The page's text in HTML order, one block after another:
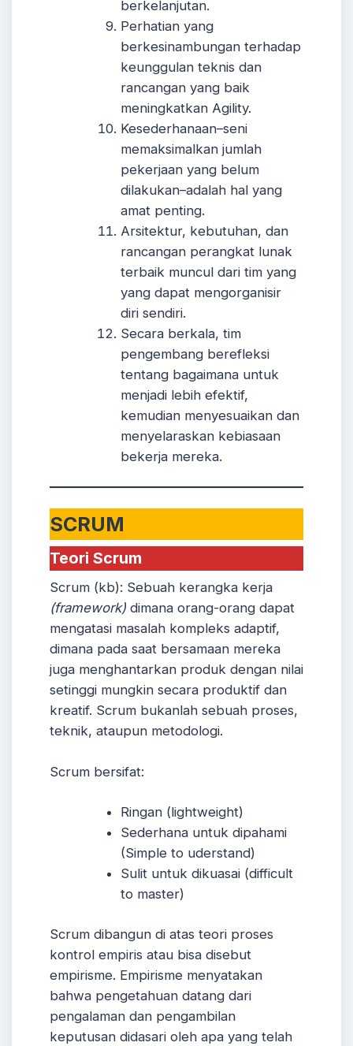
berkelanjutan.
Perhatian yang
berkesinambungan terhadap
keunggulan teknis dan
rancangan yang baik
meningkatkan Agility.
Kesederhanaan–seni
memaksimalkan jumlah
pekerjaan yang belum
dilakukan–adalah hal yang
amat penting.
Arsitektur, kebutuhan, dan
rancangan perangkat lunak
terbaik muncul dari tim yang
yang dapat mengorganisir
diri sendiri.
Secara berkala, tim
pengembang berefleksi
tentang bagaimana untuk
menjadi lebih efektif,
kemudian menyesuaikan dan
menyelaraskan kebiasaan
bekerja mereka.
SCRUM
Teori Scrum
Scrum (kb): Sebuah kerangka kerja
(framework) dimana orang-orang dapat
mengatasi masalah kompleks adaptif,
dimana pada saat bersamaan mereka
juga menghantarkan produk dengan nilai
setinggi mungkin secara produktif dan
kreatif. Scrum bukanlah sebuah proses,
teknik, ataupun metodologi.
Scrum bersifat:
Ringan (lightweight)
Sederhana untuk dipahami
(Simple to uderstand)
Sulit untuk dikuasai (difficult
to master)
Scrum dibangun di atas teori proses
kontrol empiris atau bisa disebut
empirisme. Empirisme menyatakan
bahwa pengetahuan datang dari
pengalaman dan pengambilan
keputusan didasari oleh apa yang telah